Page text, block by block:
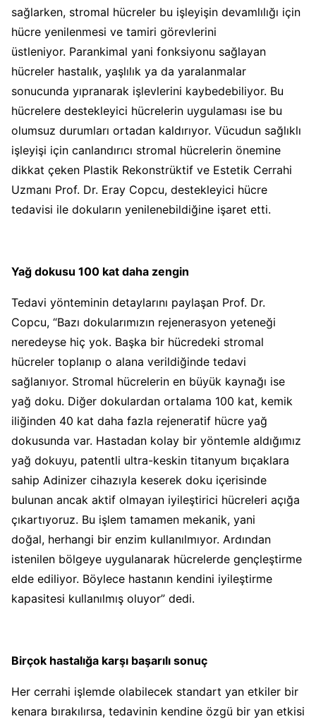
sağlarken, stromal hücreler bu işleyişin devamlılığı için
hücre yenilenmesi ve tamiri görevlerini
üstleniyor. Parankimal yani fonksiyonu sağlayan
hücreler hastalık, yaşlılık ya da yaralanmalar
sonucunda yıpranarak işlevlerini kaybedebiliyor. Bu
hücrelere destekleyici hücrelerin uygulaması ise bu
olumsuz durumları ortadan kaldırıyor. Vücudun sağlıklı
işleyişi için canlandırıcı stromal hücrelerin önemine
dikkat çeken Plastik Rekonstrüktif ve Estetik Cerrahi
Uzmanı Prof. Dr. Eray Copcu, destekleyici hücre
tedavisi ile dokuların yenilenebildiğine işaret etti.
Yağ dokusu 100 kat daha zengin
Tedavi yönteminin detaylarını paylaşan Prof. Dr.
Copcu, “Bazı dokularımızın rejenerasyon yeteneği
neredeyse hiç yok. Başka bir hücredeki stromal
hücreler toplanıp o alana verildiğinde tedavi
sağlanıyor. Stromal hücrelerin en büyük kaynağı ise
yağ doku. Diğer dokulardan ortalama 100 kat, kemik
iliğinden 40 kat daha fazla rejeneratif hücre yağ
dokusunda var. Hastadan kolay bir yöntemle aldığımız
yağ dokuyu, patentli ultra-keskin titanyum bıçaklara
sahip Adinizer cihazıyla keserek doku içerisinde
bulunan ancak aktif olmayan iyileştirici hücreleri açığa
çıkartıyoruz. Bu işlem tamamen mekanik, yani
doğal, herhangi bir enzim kullanılmıyor. Ardından
istenilen bölgeye uygulanarak hücrelerde gençleştirme
elde ediliyor. Böylece hastanın kendini iyileştirme
kapasitesi kullanılmış oluyor” dedi.
Birçok hastalığa karşı başarılı sonuç
Her cerrahi işlemde olabilecek standart yan etkiler bir
kenara bırakılırsa, tedavinin kendine özgü bir yan etkisi